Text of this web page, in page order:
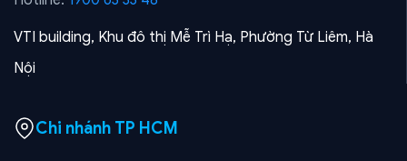
VTI building, Khu đô thị Mễ Trì Hạ, Phường Từ Liêm, Hà
Nội
Chi nhánh TP HCM